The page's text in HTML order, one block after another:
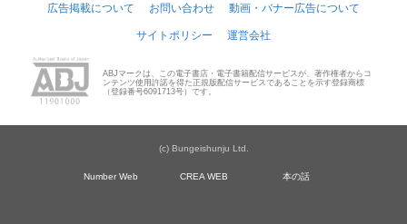
広告掲載について お問い合わせ 動画・バナー広告について
サイトポリシー 運営会社
ABJマークは、この電子書店・電子書籍配信サービスが、著作権者からコ
ンテンツ使用許諾を得た正規版配信サービスであることを示す登録商標
（登録番号6091713号）です。
(c) Bungeishunju Ltd.
Number Web CREA WEB 本の話